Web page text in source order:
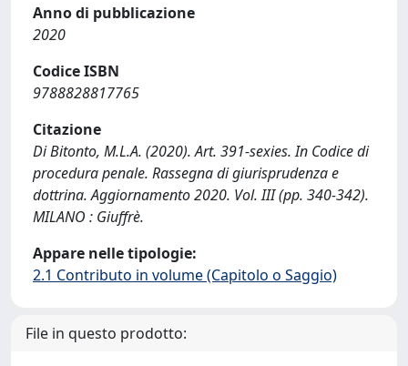
Anno di pubblicazione
2020
Codice ISBN
9788828817765
Citazione
Di Bitonto, M.L.A. (2020). Art. 391-sexies. In Codice di
procedura penale. Rassegna di giurisprudenza e
dottrina. Aggiornamento 2020. Vol. III (pp. 340-342).
MILANO : Giuffrè.
Appare nelle tipologie:
2.1 Contributo in volume (Capitolo o Saggio)
File in questo prodotto: